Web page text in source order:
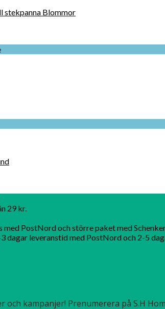
stekpanna Blommor
29 kr.
PostNord och större paket med
dagar leveranstid med PostNord och 2-5